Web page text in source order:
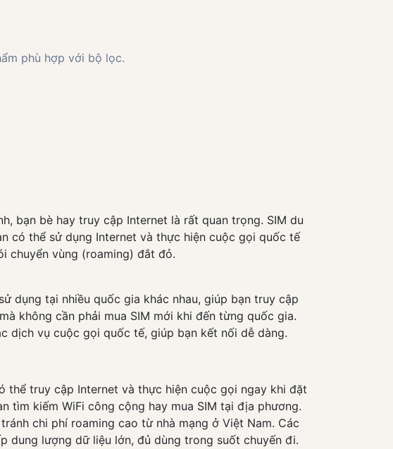
phù hợp với bộ lọc.
bạn bè hay truy cập Internet là rất quan trọng. SIM du
có thể sử dụng Internet và thực hiện cuộc gọi quốc tế
chuyển vùng (roaming) đắt đỏ.
dụng tại nhiều quốc gia khác nhau, giúp bạn truy cập
không cần phải mua SIM mới khi đến từng quốc gia.
dịch vụ cuộc gọi quốc tế, giúp bạn kết nối dễ dàng.
thể truy cập Internet và thực hiện cuộc gọi ngay khi đặt
tìm kiếm WiFi công cộng hay mua SIM tại địa phương.
chi phí roaming cao từ nhà mạng ở Việt Nam. Các
dung lượng dữ liệu lớn, đủ dùng trong suốt chuyến đi.